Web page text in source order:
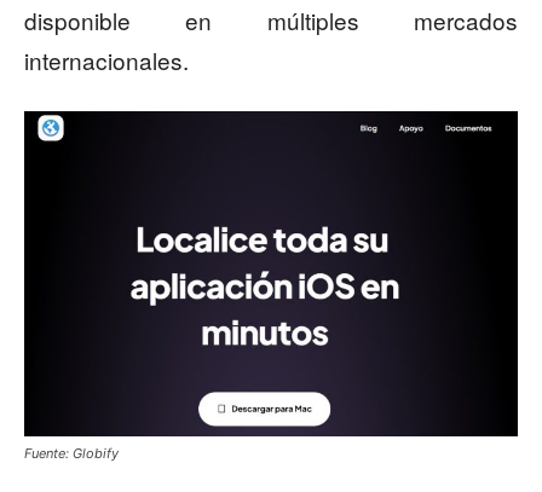
disponible en múltiples mercados
internacionales.
Fuente: Globify